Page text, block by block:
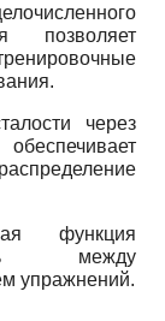
позволяет
через
функция
между
упражнений.